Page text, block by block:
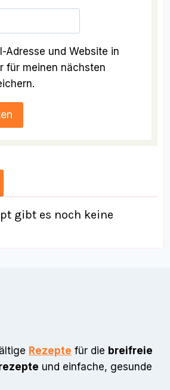
Adresse und Website in
für meinen nächsten
gibt es noch keine
Rezepte für die breifreie
und einfache, gesunde